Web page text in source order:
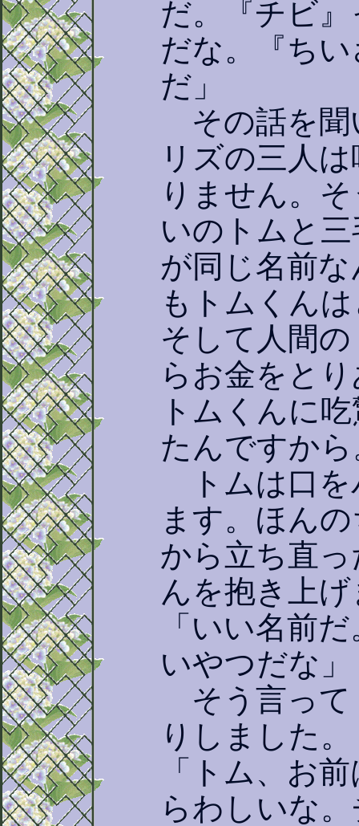
だ。『チビ
だな。『ち
だ」
その話を聞
リズの三人
りません。
いのトムと
が同じ名前
もトムくん
そして人間
らお金をと
トムくんに
たんですか
トムは口を
ます。ほん
から立ち直
んを抱き上
「いい名前
いやつだな」
そう言って
りしました。
「トム、お
らわしいな